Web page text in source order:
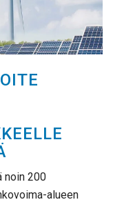
noin 200
alueen